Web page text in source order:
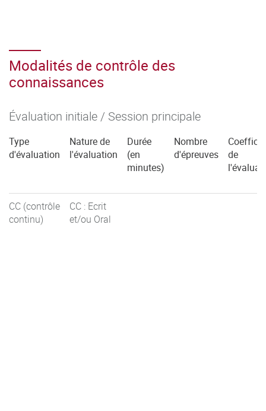
Modalités de contrôle des
connaissances
Évaluation initiale / Session principale
Type
d'évaluation
Nature de
l'évaluation
Durée
(en
minutes)
Nombre
d'épreuves
de
CC (contrôle
continu)
CC : Ecrit
et/ou Oral